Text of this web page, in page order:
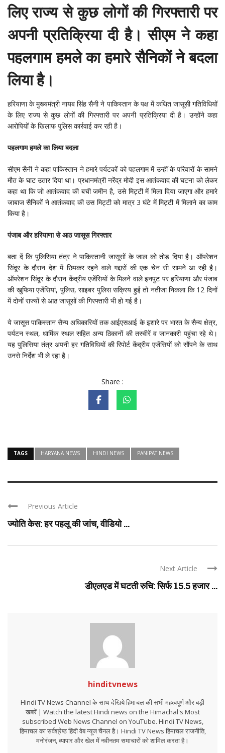
लिए राज्य से कुछ लोगों की गिरफ्तारी पर
अपनी प्रतिक्रिया दी है। सीएम ने कहा
पहलगाम हमले का हमारे सैनिकों ने बदला
लिया है।
हरियाणा के मुख्यमंत्री नायब सिंह सैनी ने पाकिस्तान के पक्ष में कथित जासूसी गतिविधियों
के लिए राज्य से कुछ लोगों की गिरफ्तारी पर अपनी प्रतिक्रिया दी है। उन्होंने कहा
आरोपियों के खिलाफ पुलिस कार्रवाई कर रही है।
पहलगाम हमले का लिया बदला
सीएम सैनी ने कहा पाकिस्तान ने हमारे पर्यटकों को पहलगाम में उन्हीं के परिवारों के सामने
मौत के घाट उतार दिया था। प्रधानमंत्री नरेंद्र मोदी इस आतंकवाद की घटना को लेकर
कहा था कि जो आतंकवाद की बची जमीन है, उसे मिट्टी में मिला दिया जाएगा और हमारे
जाबाज सैनिकों ने आतंकवाद की उस मिट्टी को मात्र 3 घंटे में मिट्टी में मिलाने का काम
किया है।
पंजाब और हरियाणा से आठ जासूस गिरफ्तार
बता दें कि पुलिसिया तंत्र ने पाकिस्तानी जासूसों के जाल को तोड़ दिया है। ऑपरेशन
सिंदूर के दौरान देश में छिपकर रहने वाले गद्दारों की एक चेन सी सामने आ रही है।
ऑपरेशन सिंदूर के दौरान केंद्रीय एजेंसियों के मिलने वाले इनपुट पर हरियाणा और पंजाब
की खुफिया एजेंसियां, पुलिस, साइबर पुलिस सक्रिय हुई तो नतीजा निकला कि 12 दिनों
में दोनों राज्यों से आठ जासूसों की गिरफ्तारी भी हो गई है।
ये जासूस पाकिस्तान सैन्य अधिकारियों तक आईएसआई के इशारे पर भारत के सैन्य क्षेत्र,
पर्यटन स्थल, धार्मिक स्थल सहित अन्य ठिकानों की तस्वीरें व जानकारी पहुंचा रहे थे।
यह पुलिसिया तंत्र अपनी हर गतिविधियों की रिपोर्ट केंद्रीय एजेंसियों को सौंपने के साथ
उनसे निर्देश भी ले रहा है।
Share :
TAGS HARYANA NEWS HINDI NEWS PANIPAT NEWS
Previous Article
ज्योति केस: हर पहलू की जांच, वीडियो ...
Next Article
डीएलएड में घटती रुचि: सिर्फ 15.5 हजार ...
hinditvnews
Hindi TV News Channel के साथ देखिये हिमाचल की सभी महत्वपूर्ण और बड़ी
खबरें | Watch the latest Hindi news on the Himachal's Most
subscribed Web News Channel on YouTube. Hindi TV News,
हिमाचल का सर्वश्रेष्ठ हिंदी वेब न्यूज चैनल है। Hindi TV News हिमाचल राजनीति,
मनोरंजन, व्यापार और खेल में नवीनतम समाचारों को शामिल करता है।